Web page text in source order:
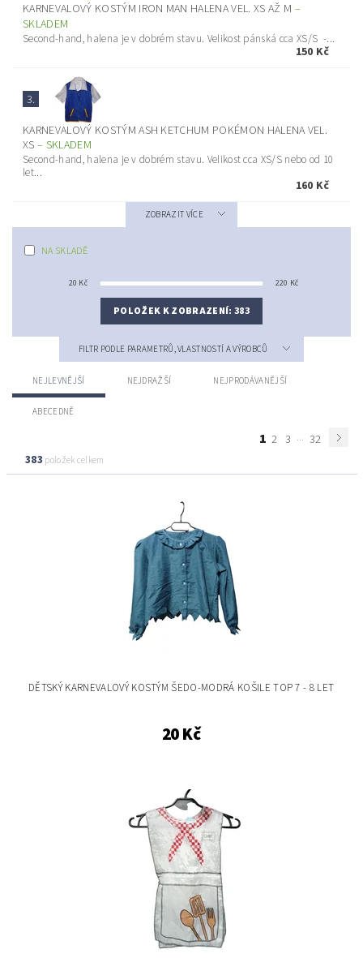
KARNEVALOVÝ KOSTÝM IRON MAN HALENA VEL. XS AŽ M –
SKLADEM
Second-hand, halena je v dobrém stavu. Velikost pánská cca XS/S -...
150 Kč
3.
KARNEVALOVÝ KOSTÝM ASH KETCHUM POKÉMON HALENA VEL.
XS– SKLADEM
Second-hand, halena je v dobrém stavu. Velikost cca XS/S nebo od 10
let...
160 Kč
ZOBRAZIT VÍCE
NA SKLADĚ
20 Kč 220 Kč
POLOŽEK K ZOBRAZENÍ: 383
FILTR PODLE PARAMETRŮ, VLASTNOSTÍ A VÝROBCŮ
NEJLEVNĚJŠÍ NEJDRAŽŠÍ NEJPRODÁVANĚJŠÍ
ABECEDNĚ
1 2 3 ... 32
383 položek celkem
DĚTSKÝ KARNEVALOVÝ KOSTÝM ŠEDO-MODRÁ KOŠILE TOP 7 - 8 LET
20 Kč